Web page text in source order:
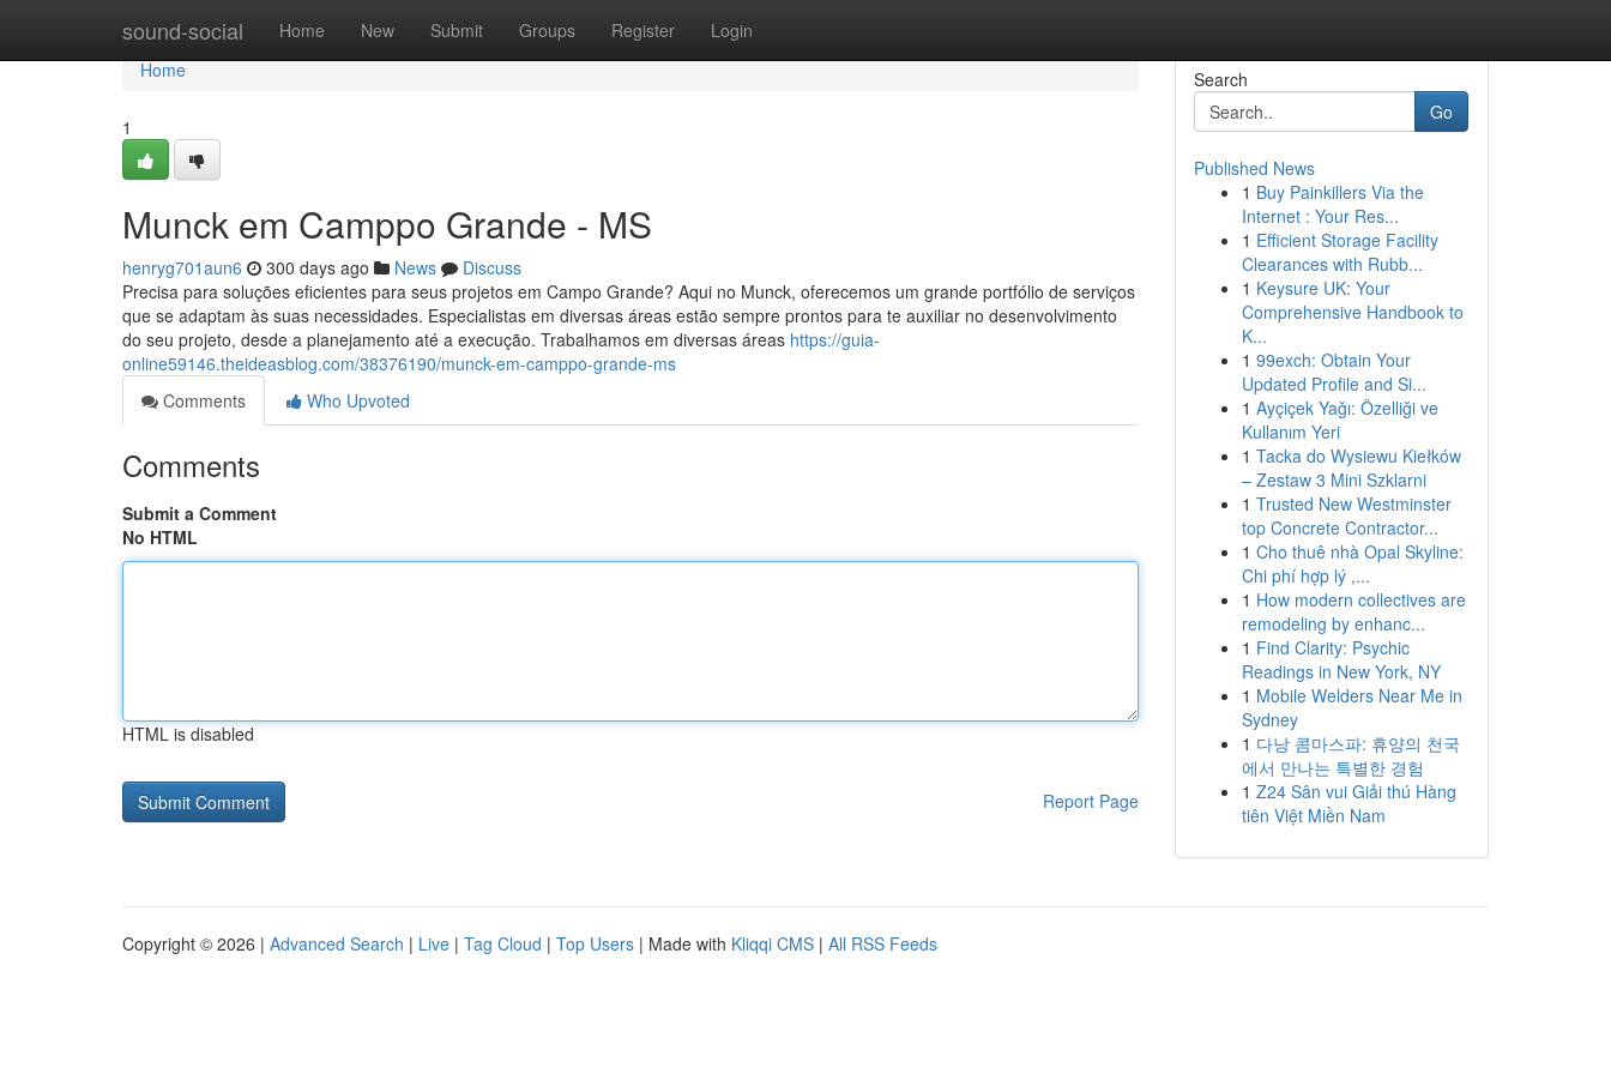
sound-social Home New Submit Groups Register Login
Home
Home
1
Munck em Camppo Grande - MS
henryg701aun6 300 days ago News
Discuss
Precisa para soluções eficientes para seus projetos em Campo Grande? Aqui no Munck, oferecemos um grande portfólio de serviços
que se adaptam às suas necessidades. Especialistas em diversas áreas estão sempre prontos para te auxiliar no desenvolvimento
do seu projeto, desde a planejamento até a execução. Trabalhamos em diversas áreas https://guia-
online59146.theideasblog.com/38376190/munck-em-camppo-grande-ms
Comments
Who Upvoted
Comments
Submit a Comment
No HTML
HTML is disabled
Report Page
Search
Go
Published News
1 Buy Painkillers Via the
Internet : Your Res...
1 Efficient Storage Facility
Clearances with Rubb...
1 Keysure UK: Your
Comprehensive Handbook to
K...
1 99exch: Obtain Your
Updated Profile and Si...
1 Ayçiçek Yağı: Özelliği ve
Kullanım Yeri
1 Tacka do Wysiewu Kiełków
– Zestaw 3 Mini Szklarni
1 Trusted New Westminster
top Concrete Contractor...
1 Cho thuê nhà Opal Skyline:
Chi phí hợp lý ,...
1 How modern collectives are
remodeling by enhanc...
1 Find Clarity: Psychic
Readings in New York, NY
1 Mobile Welders Near Me in
Sydney
1 다낭 콤마스파: 휴양의 천국
에서 만나는 특별한 경험
1 Z24 Sân vui Giải thú Hàng
tiên Việt Miền Nam
Copyright © 2026 | Advanced Search | Live | Tag Cloud | Top Users | Made with Kliqqi CMS | All RSS Feeds